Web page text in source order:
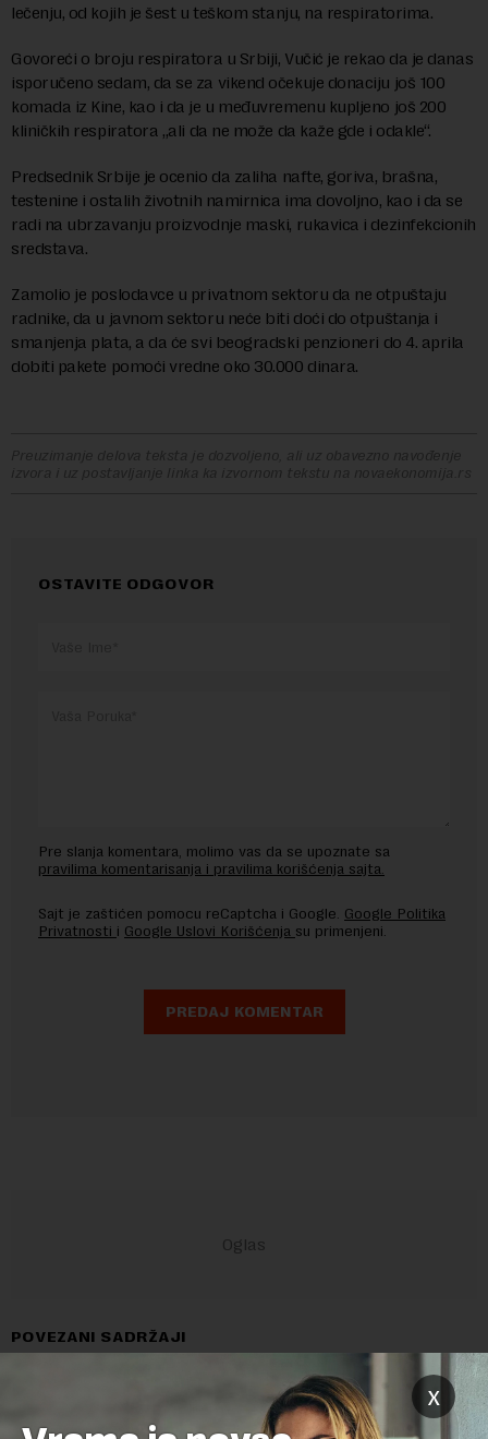
lečenju, od kojih je šest u teškom stanju, na respiratorima.
Govoreći o broju respiratora u Srbiji, Vučić je rekao da je danas
isporučeno sedam, da se za vikend očekuje donaciju još 100
komada iz Kine, kao i da je u međuvremenu kupljeno još 200
kliničkih respiratora „ali da ne može da kaže gde i odakle“.
Predsednik Srbije je ocenio da zaliha nafte, goriva, brašna,
testenine i ostalih životnih namirnica ima dovoljno, kao i da se
radi na ubrzavanju proizvodnje maski, rukavica i dezinfekcionih
sredstava.
Zamolio je poslodavce u privatnom sektoru da ne otpuštaju
radnike, da u javnom sektoru neće biti doći do otpuštanja i
smanjenja plata, a da će svi beogradski penzioneri do 4. aprila
dobiti pakete pomoći vredne oko 30.000 dinara.
Preuzimanje delova teksta je dozvoljeno, ali uz obavezno navođenje
izvora i uz postavljanje linka ka izvornom tekstu na novaekonomija.rs
OSTAVITE ODGOVOR
Pre slanja komentara, molimo vas da se upoznate sa
pravilima komentarisanja i pravilima korišćenja sajta.
Sajt je zaštićen pomocu reCaptcha i Google. Google Politika
Privatnosti i Google Uslovi Korišćenja su primenjeni.
POVEZANI SADRŽAJI
x